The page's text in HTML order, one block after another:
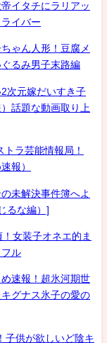
イタチにラリアッ
イバー
ゃん人形！豆腐メ
るみ男子末路編
次元嫁だいすき子
話題な動画取り上
ラ芸能情報局！
報）
未解決事件簿へよ
るな編）]
女装子オネエ的ま
ル
速報！超氷河期世
グナス氷子の愛の
子供が欲しいど陰キ